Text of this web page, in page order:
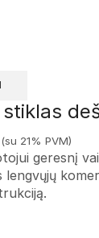
(su 21% PVM)
geresnį